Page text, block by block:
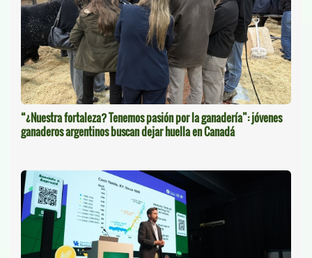
“¿Nuestra fortaleza? Tenemos pasión por la ganadería”: jóvenes
ganaderos argentinos buscan dejar huella en Canadá